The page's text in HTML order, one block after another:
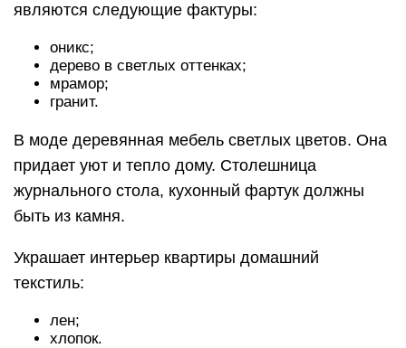
являются следующие фактуры:
оникс;
дерево в светлых оттенках;
мрамор;
гранит.
В моде деревянная мебель светлых цветов. Она
придает уют и тепло дому. Столешница
журнального стола, кухонный фартук должны
быть из камня.
Украшает интерьер квартиры домашний
текстиль:
лен;
хлопок.